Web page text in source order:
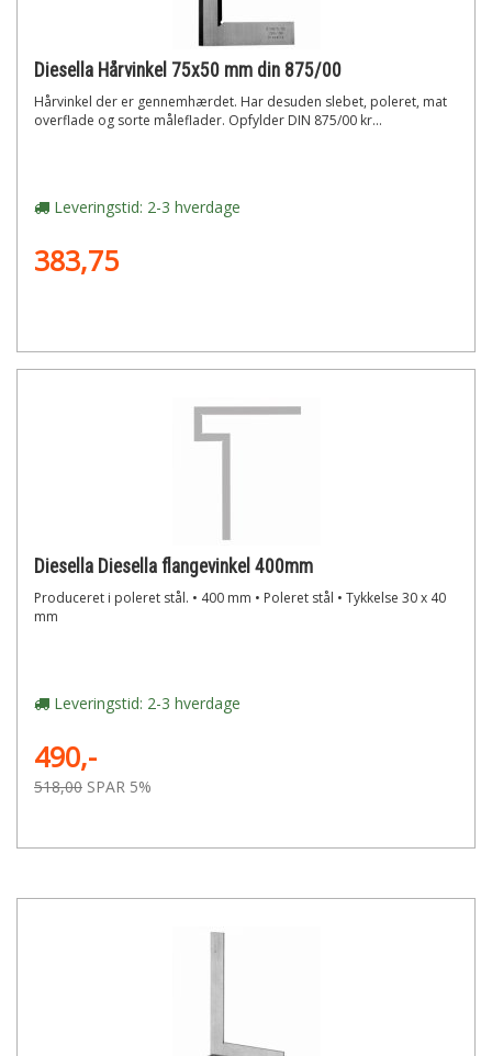
Diesella Hårvinkel 75x50 mm din 875/00
Hårvinkel der er gennemhærdet. Har desuden slebet, poleret, mat
overflade og sorte måleflader. Opfylder DIN 875/00 kr...
Leveringstid: 2-3 hverdage
383,75
Diesella Diesella flangevinkel 400mm
Produceret i poleret stål. • 400 mm • Poleret stål • Tykkelse 30 x 40
mm
Leveringstid: 2-3 hverdage
490,-
518,00 SPAR 5%